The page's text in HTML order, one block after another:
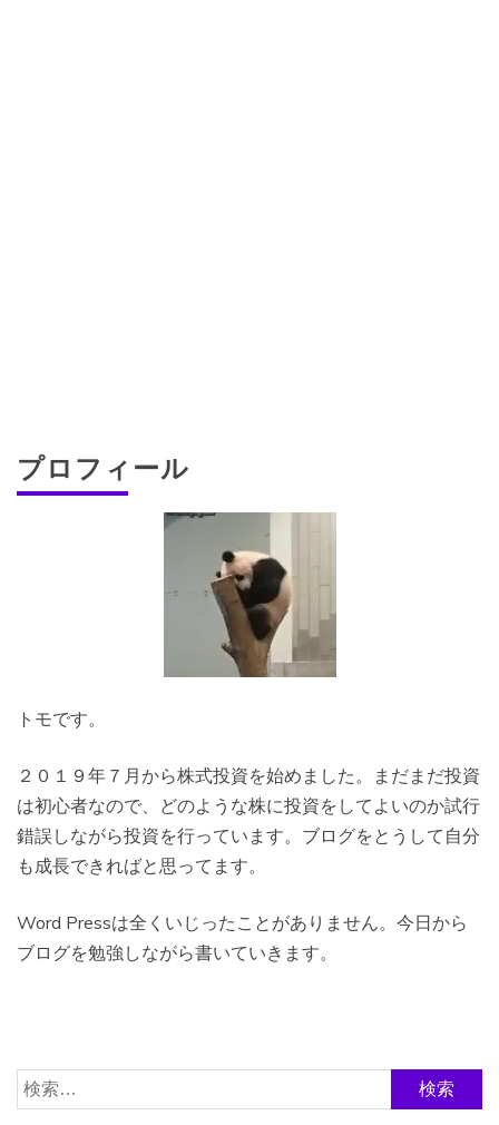
プロフィール
トモです。
２０１９年７月から株式投資を始めました。まだまだ投資
は初心者なので、どのような株に投資をしてよいのか試行
錯誤しながら投資を行っています。ブログをとうして自分
も成長できればと思ってます。
Word Pressは全くいじったことがありません。今日から
ブログを勉強しながら書いていきます。
検
索: